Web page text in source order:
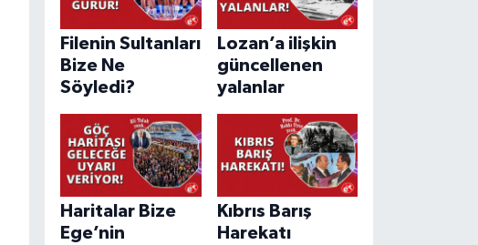
Filenin Sultanları
Bize Ne
Söyledi?
Lozan’a ilişkin
güncellenen
yalanlar
Haritalar Bize
Ege’nin
Kıbrıs Barış
Harekatı